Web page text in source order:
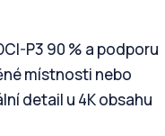
P3 90 % a podporu
místnosti nebo
detail u 4K obsahu